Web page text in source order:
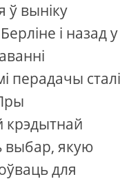
ў выніку
і назад у
перадачы сталі
крэдытнай
выбар, якую
для